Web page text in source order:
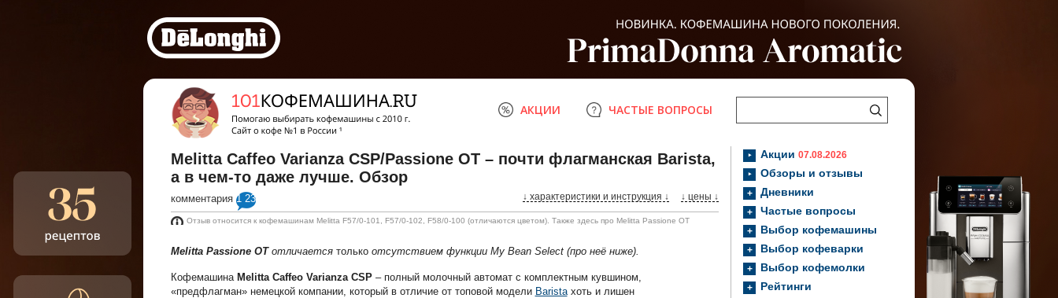
АКЦИИ ЧАСТЫЕ ВОПРОСЫ
Melitta Caffeo Varianza CSP/Passione OT – почти флагманская Barista,
а в чем-то даже лучше. Обзор
комментария 1 232 ↓ цены ↓
↓ характеристики и инструкция ↓
Отзыв относится к кофемашинам Melitta F57/0-101, F57/0-102, F58/0-100 (отличаются цветом). Также здесь про Melitta Passione OT
Melitta Passione OTотличается только отсутствием функции My Bean Select (про неё ниже).
Кофемашина Melitta Caffeo Varianza CSP– полный молочный автомат с комплектным кувшином,
«предфлагман» немецкой компании, который в отличие от топовой модели Baristaхоть и лишен
Акции07.08.2026
Обзоры и отзывы
Дневники
Частые вопросы
Выбор кофемашины
Выбор кофеварки
Выбор кофемолки
Рейтинги